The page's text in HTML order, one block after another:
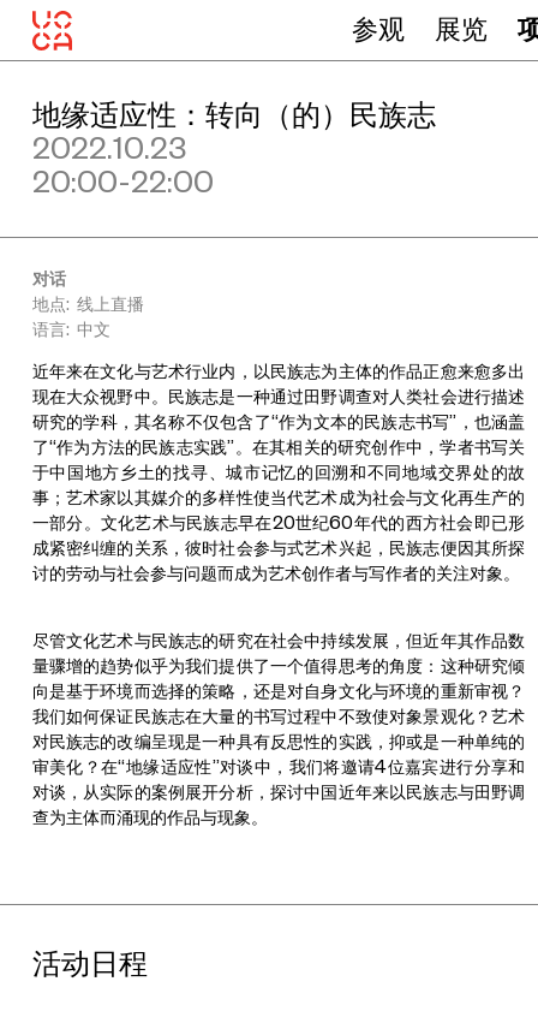
参观 展览
地缘适应性：转向（的）民族志
2022.10.23
20:00-22:00
对话
地点: 线上直播
语言: 中文
近年来在文化与艺术行业内，以民族志为主体的作品正愈来愈多出
现在大众视野中。民族志是一种通过田野调查对人类社会进行描述
研究的学科，其名称不仅包含了“作为文本的民族志书写”，也涵盖
了“作为方法的民族志实践”。在其相关的研究创作中，学者书写关
于中国地方乡土的找寻、城市记忆的回溯和不同地域交界处的故
事；艺术家以其媒介的多样性使当代艺术成为社会与文化再生产的
一部分。文化艺术与民族志早在20世纪60年代的西方社会即已形
成紧密纠缠的关系，彼时社会参与式艺术兴起，民族志便因其所探
讨的劳动与社会参与问题而成为艺术创作者与写作者的关注对象。
尽管文化艺术与民族志的研究在社会中持续发展，但近年其作品数
量骤增的趋势似乎为我们提供了一个值得思考的角度：这种研究倾
向是基于环境而选择的策略，还是对自身文化与环境的重新审视？
我们如何保证民族志在大量的书写过程中不致使对象景观化？艺术
对民族志的改编呈现是一种具有反思性的实践，抑或是一种单纯的
审美化？在“地缘适应性”对谈中，我们将邀请4位嘉宾进行分享和
对谈，从实际的案例展开分析，探讨中国近年来以民族志与田野调
查为主体而涌现的作品与现象。
活动日程